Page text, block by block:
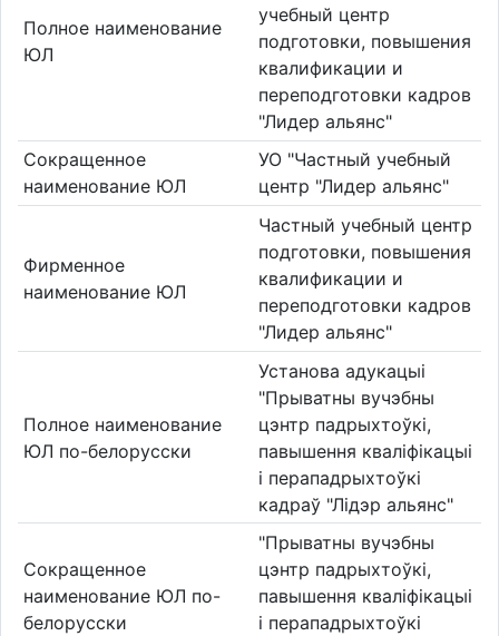
Полное наименование
ЮЛ
учебный центр
подготовки, повышения
квалификации и
переподготовки кадров
"Лидер альянс"
Сокращенное
наименование ЮЛ
УО "Частный учебный
центр "Лидер альянс"
Фирменное
наименование ЮЛ
Частный учебный центр
подготовки, повышения
квалификации и
переподготовки кадров
"Лидер альянс"
Полное наименование
ЮЛ по-белорусски
Установа адукацыі
"Прыватны вучэбны
цэнтр падрыхтоўкі,
павышення кваліфікацыі
і перападрыхтоўкі
кадраў "Лідэр альянс"
Сокращенное
наименование ЮЛ по-
белорусски
"Прыватны вучэбны
цэнтр падрыхтоўкі,
павышення кваліфікацыі
і перападрыхтоўкі